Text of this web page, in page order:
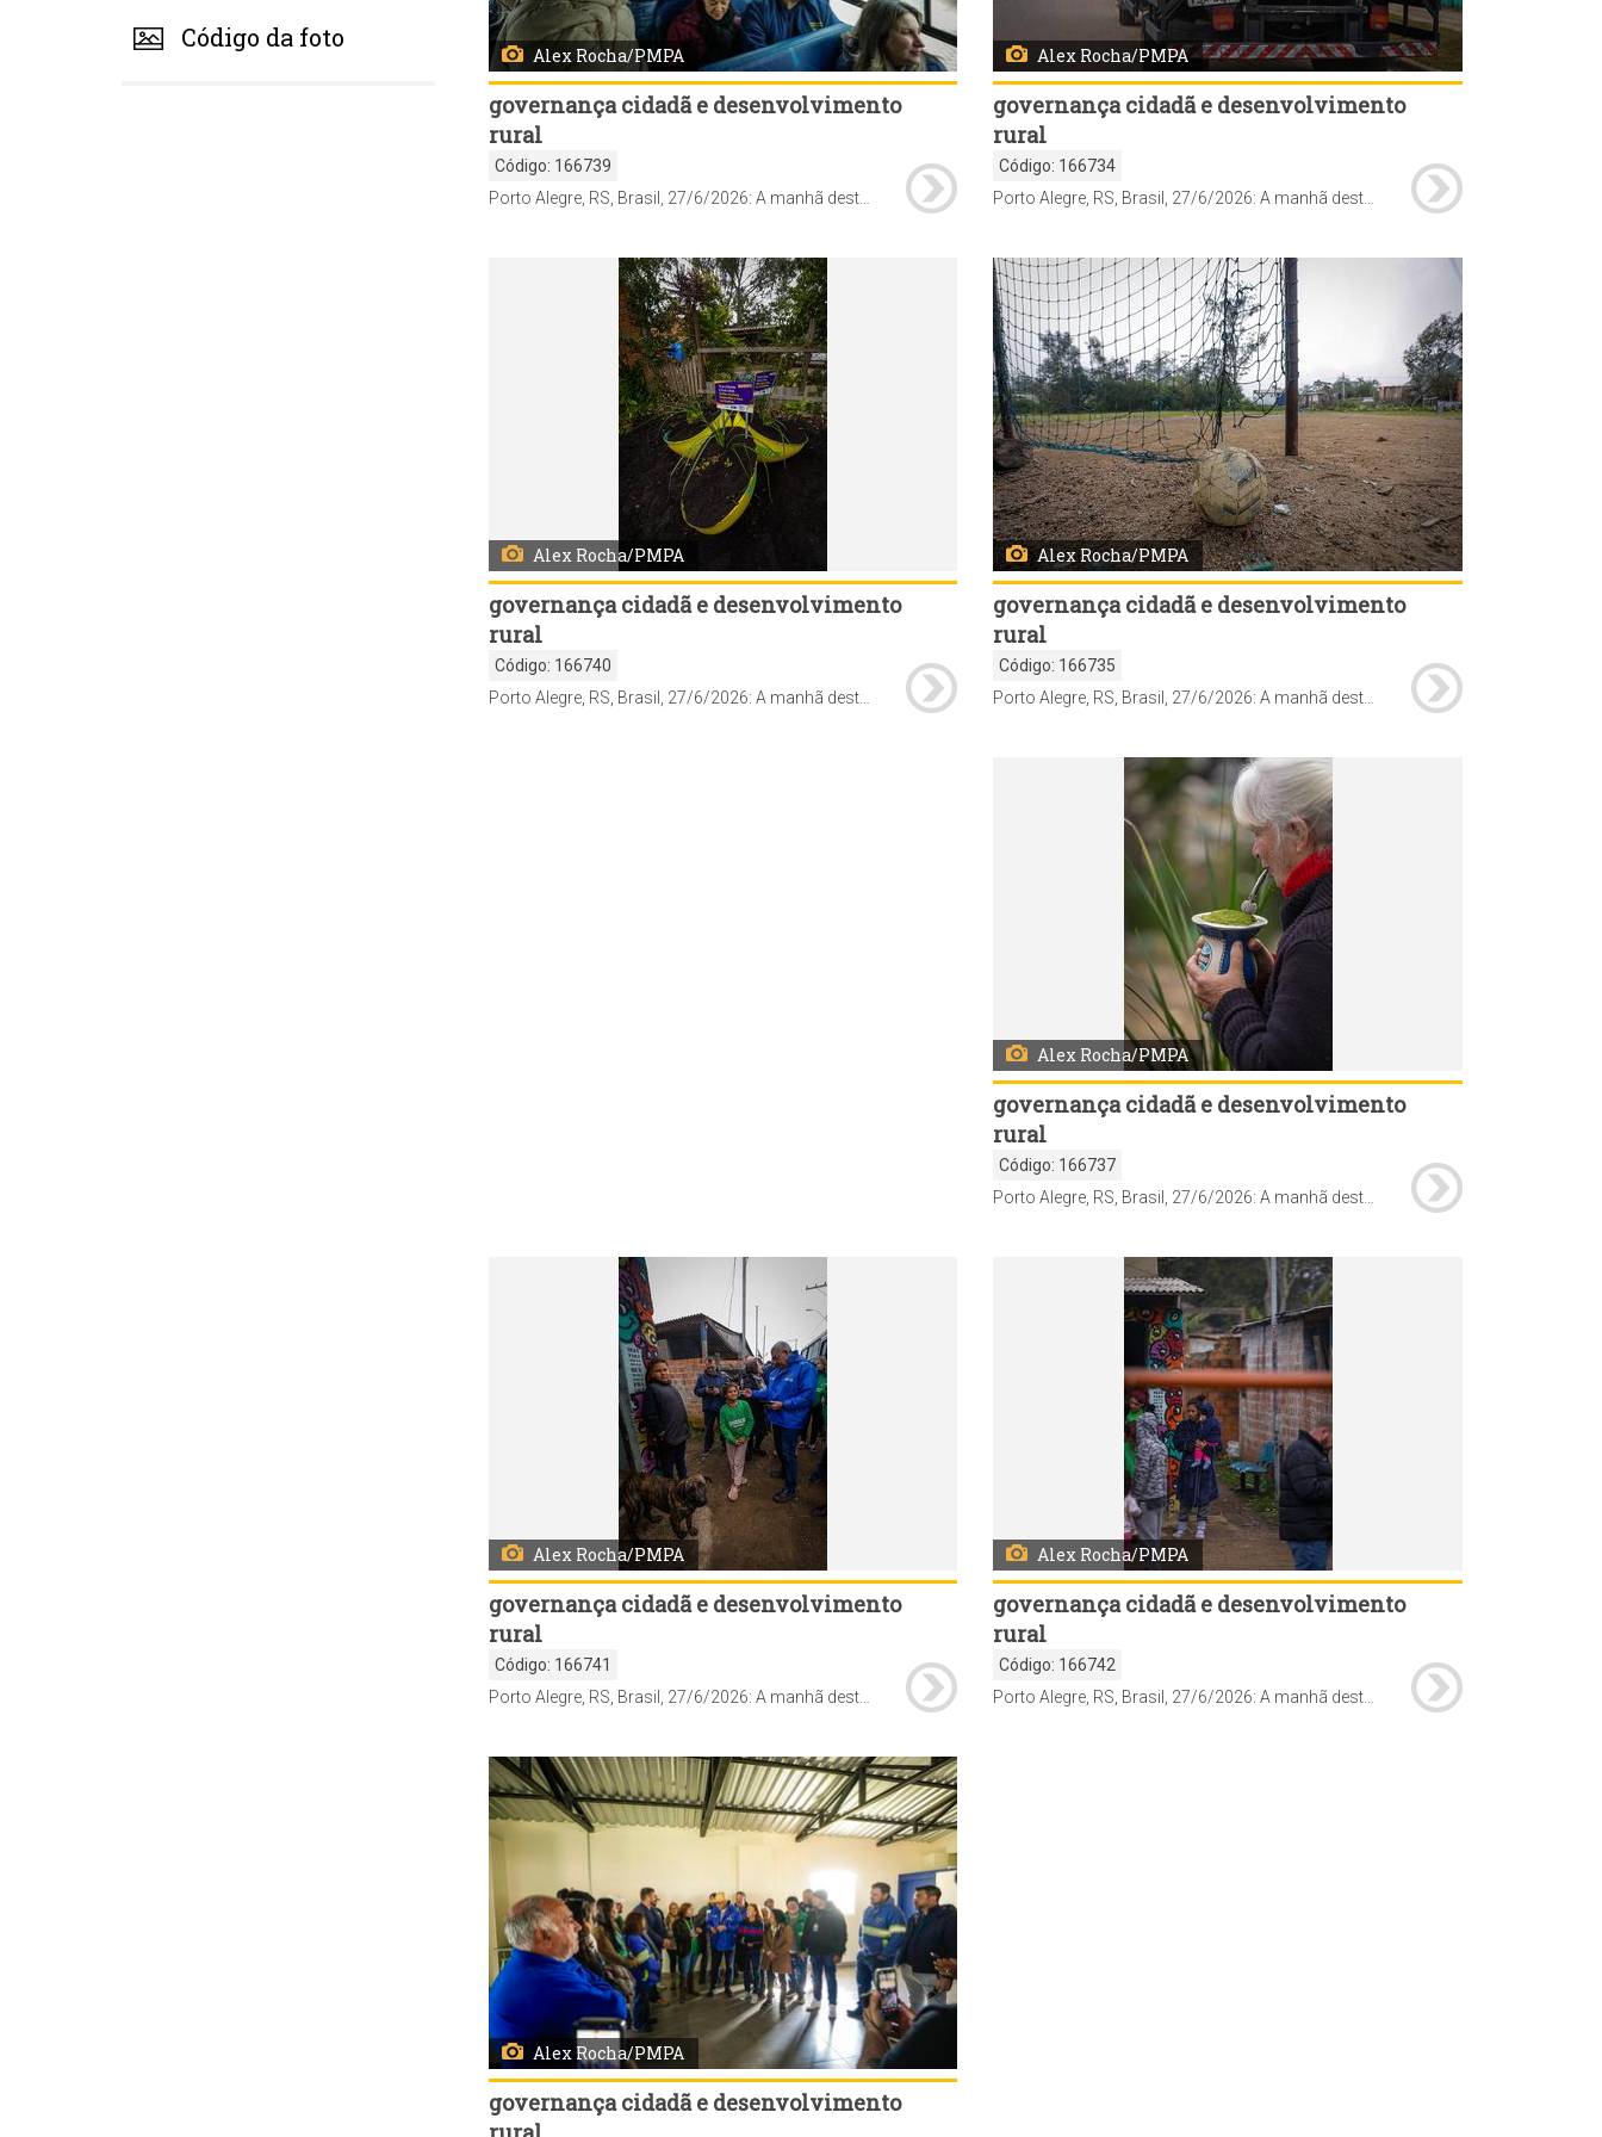
Código da foto
Alex Rocha/PMPA
governança cidadã e desenvolvimento
rural
Código: 166739
Porto Alegre, RS, Brasil, 27/6/2026: A manhã deste sábado, 27, foi de vistoria de demandas pelo programa Mais Comunidade na Região Extremo-Sul. O prefeito Sebastião Melo, secretários municipais e demais agentes técnicos percorreram o território junto com lideranças comunitárias, conselheiros e delegados do Orçamento Participativo (OP), verificando questões solicitadas pelos moradores da região. Foto: Alex Rocha/PMPA
Alex Rocha/PMPA
governança cidadã e desenvolvimento
rural
Código: 166734
Alex Rocha/PMPA
governança cidadã e desenvolvimento
rural
Código: 166740
Porto Alegre, RS, Brasil, 27/6/2026: A manhã deste sábado, 27, foi de vistoria de demandas pelo programa Mais Comunidade na Região Extremo-Sul. O prefeito Sebastião Melo, secretários municipais e demais agentes técnicos percorreram o território junto com lideranças comunitárias, conselheiros e delegados do Orçamento Participativo (OP), verificando questões solicitadas pelos moradores da região. Foto: Alex Rocha/PMPA
Alex Rocha/PMPA
governança cidadã e desenvolvimento
rural
Código: 166735
Alex Rocha/PMPA
governança cidadã e desenvolvimento
rural
Código: 166737
Alex Rocha/PMPA
governança cidadã e desenvolvimento
rural
Código: 166741
Porto Alegre, RS, Brasil, 27/6/2026: A manhã deste sábado, 27, foi de vistoria de demandas pelo programa Mais Comunidade na Região Extremo-Sul. O prefeito Sebastião Melo, secretários municipais e demais agentes técnicos percorreram o território junto com lideranças comunitárias, conselheiros e delegados do Orçamento Participativo (OP), verificando questões solicitadas pelos moradores da região. Foto: Alex Rocha/PMPA
Alex Rocha/PMPA
governança cidadã e desenvolvimento
rural
Código: 166742
Alex Rocha/PMPA
governança cidadã e desenvolvimento